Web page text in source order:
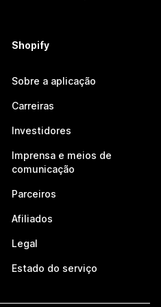
Shopify
Sobre a aplicação
Carreiras
Investidores
Imprensa e meios de
comunicação
Parceiros
Afiliados
Legal
Estado do serviço